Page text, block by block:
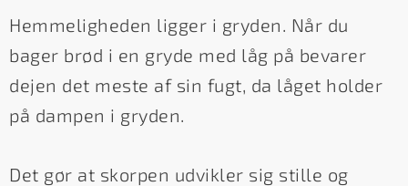
Hemmeligheden ligger i gryden. Når du
bager brød i en gryde med låg på bevarer
dejen det meste af sin fugt, da låget holder
på dampen i gryden.
Det gør at skorpen udvikler sig stille og